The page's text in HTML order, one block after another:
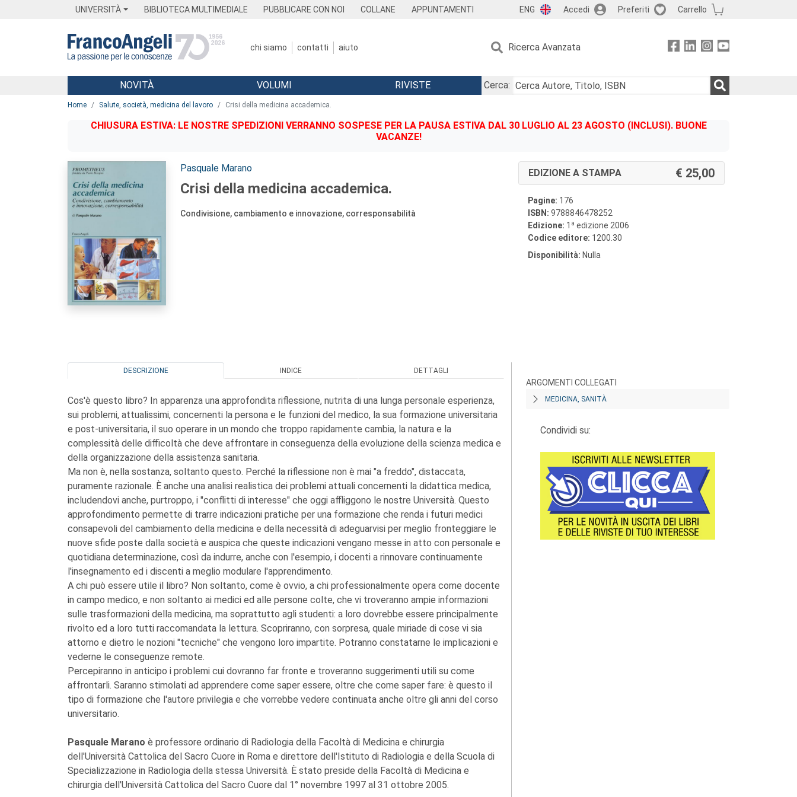
UNIVERSITÀ BIBLIOTECA MULTIMEDIALE PUBBLICARE CON NOI COLLANE APPUNTAMENTI ENG Accedi Preferiti Carrello
chi siamo contatti aiuto Ricerca Avanzata
Menu
NOVITÀ VOLUMI RIVISTE
Cerca:
Home Salute, società, medicina del lavoro Crisi della medicina accademica.
CHIUSURA ESTIVA: LE NOSTRE SPEDIZIONI VERRANNO SOSPESE PER LA PAUSA ESTIVA DAL 30 LUGLIO AL 23 AGOSTO (INCLUSI). BUONE
VACANZE!
Autori:
Pasquale Marano
Crisi della medicina accademica.
Condivisione, cambiamento e innovazione, corresponsabilità
EDIZIONE A STAMPA 25,00
Pagine: 176
ISBN: 9788846478252
Edizione: 1 a edizione 2006
Codice editore: 1200.30
Disponibilità: Nulla
DESCRIZIONE INDICE DETTAGLI
Cos'è questo libro? In apparenza una approfondita riflessione, nutrita di una lunga personale esperienza,
sui problemi, attualissimi, concernenti la persona e le funzioni del medico, la sua formazione universitaria
e post-universitaria, il suo operare in un mondo che troppo rapidamente cambia, la natura e la
complessità delle difficoltà che deve affrontare in conseguenza della evoluzione della scienza medica e
della organizzazione della assistenza sanitaria.
Ma non è, nella sostanza, soltanto questo. Perché la riflessione non è mai "a freddo", distaccata,
puramente razionale. È anche una analisi realistica dei problemi attuali concernenti la didattica medica,
includendovi anche, purtroppo, i "conflitti di interesse" che oggi affliggono le nostre Università. Questo
approfondimento permette di trarre indicazioni pratiche per una formazione che renda i futuri medici
consapevoli del cambiamento della medicina e della necessità di adeguarvisi per meglio fronteggiare le
nuove sfide poste dalla società e auspica che queste indicazioni vengano messe in atto con personale e
quotidiana determinazione, così da indurre, anche con l'esempio, i docenti a rinnovare continuamente
l'insegnamento ed i discenti a meglio modulare l'apprendimento.
A chi può essere utile il libro? Non soltanto, come è ovvio, a chi professionalmente opera come docente
in campo medico, e non soltanto ai medici ed alle persone colte, che vi troveranno ampie informazioni
sulle trasformazioni della medicina, ma soprattutto agli studenti: a loro dovrebbe essere principalmente
rivolto ed a loro tutti raccomandata la lettura. Scopriranno, con sorpresa, quale miriade di cose vi sia
attorno e dietro le nozioni "tecniche" che vengono loro impartite. Potranno constatarne le implicazioni e
vederne le conseguenze remote.
Percepiranno in anticipo i problemi cui dovranno far fronte e troveranno suggerimenti utili su come
affrontarli. Saranno stimolati ad apprendere come saper essere, oltre che come saper fare: è questo il
tipo di formazione che l'autore privilegia e che vorrebbe vedere continuata anche oltre gli anni del corso
universitario.
Pasquale Marano è professore ordinario di Radiologia della Facoltà di Medicina e chirurgia
dell'Università Cattolica del Sacro Cuore in Roma e direttore dell'Istituto di Radiologia e della Scuola di
Specializzazione in Radiologia della stessa Università. È stato preside della Facoltà di Medicina e
chirurgia dell'Università Cattolica del Sacro Cuore dal 1° novembre 1997 al 31 ottobre 2005.
ARGOMENTI COLLEGATI
MEDICINA, SANITÀ
Condividi su: